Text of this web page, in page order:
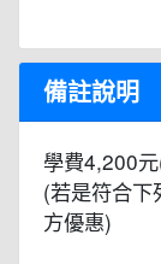
備註說明
學費4,200
(若是符合下
方優惠)